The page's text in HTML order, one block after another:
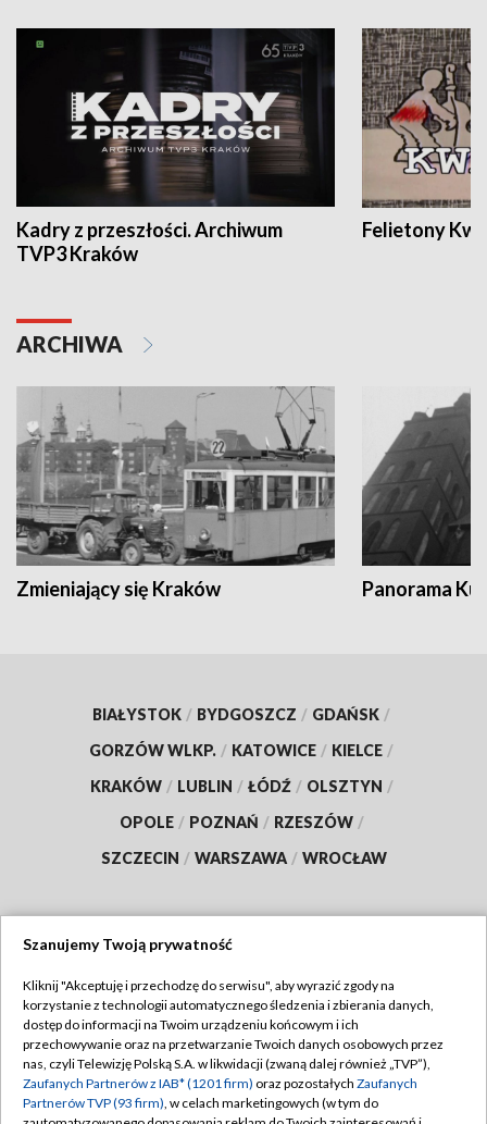
Kadry z przeszłości. Archiwum
TVP3 Kraków
Felietony
ARCHIWA
Zmieniający się Kraków Panorama
BIAŁYSTOK / BYDGOSZCZ / GDAŃSK /
GORZÓW WLKP. / KATOWICE / KIELCE /
KRAKÓW / LUBLIN / ŁÓDŹ / OLSZTYN /
OPOLE / POZNAŃ / RZESZÓW /
SZCZECIN / WARSZAWA / WROCŁAW
TVP
Abonament TVP
Emisja w TVP
Centrum informacji TVP
Regulamin TVP
Polityka prywatności
Szanujemy Twoją prywatność
Kliknij "Akceptuję i przechodzę do serwisu", aby wyrazić zgody na
korzystanie z technologii automatycznego śledzenia i zbierania danych,
dostęp do informacji na Twoim urządzeniu końcowym i ich
przechowywanie oraz na przetwarzanie Twoich danych osobowych przez
nas, czyli Telewizję Polską S.A. w likwidacji (zwaną dalej również „TVP”),
Zaufanych Partnerów z IAB* (1201 firm) oraz pozostałych Zaufanych
Partnerów TVP (93 firm), w celach marketingowych (w tym do